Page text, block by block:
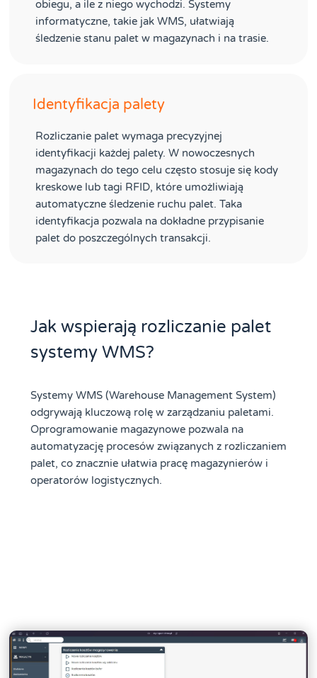
obiegu, a ile z niego wychodzi. Systemy
informatyczne, takie jak WMS, ułatwiają
śledzenie stanu palet w magazynach i na trasie.
Identyfikacja palety
Rozliczanie palet wymaga precyzyjnej
identyfikacji każdej palety. W nowoczesnych
magazynach do tego celu często stosuje się kody
kreskowe lub tagi RFID, które umożliwiają
automatyczne śledzenie ruchu palet. Taka
identyfikacja pozwala na dokładne przypisanie
palet do poszczególnych transakcji.
Jak wspierają rozliczanie palet
systemy WMS?
Systemy WMS (Warehouse Management System)
odgrywają kluczową rolę w zarządzaniu paletami.
Oprogramowanie magazynowe pozwala na
automatyzację procesów związanych z rozliczaniem
palet, co znacznie ułatwia pracę magazynierów i
operatorów logistycznych.